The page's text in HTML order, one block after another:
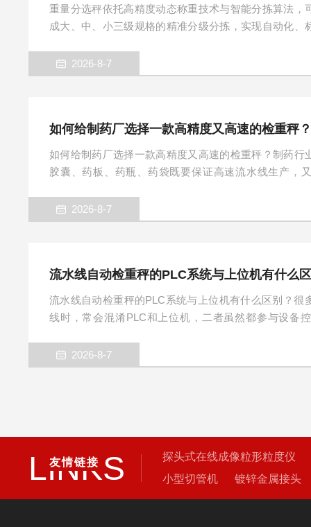
重量分选秤依托高精度动态称重技术与智能分拣算法，
成大、中、小三级规格的精准分级分拣，实现自动化、
的规模化生产中，产品规格分级是品质分拣的重要环
下、分拣精度差、人工成本高，且容易出现错分、漏分
2026-8-7
如何给制药厂选择一款高精度又高速的检重秤？
如何给制药厂选择一款高精度又高速的检重秤？制药行
胶囊、药板、药瓶、药袋既要保证高速流水线生产，
估，避免设备到货后精度漂移、速度不匹配、不符合
产线基础条件，确定称重量程与目标精度。小规格胶囊
2026-8-7
流水线自动检重秤的PLC系统与上位机有什么
流水线自动检重秤的PLC系统与上位机有什么区别？很
线时，常会混淆PLC和上位机，二者虽然都参与设备
硬件控制单元，偏向实时现场控制。检重秤传感器输
做逻辑动作处理：接收光电触发信号、采集称重原始数
2026-8-7
LINKS
友情链接
探头式在线成像粒形粒度仪
小型切管机
镀锌金属接头
朗科防爆电子台秤
定时记